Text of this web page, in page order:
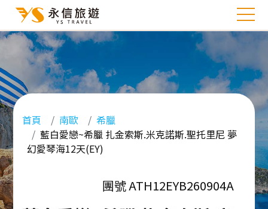
首頁 南歐
希臘
藍白愛戀~希臘 扎金索斯.米克諾斯.聖托里尼 夢
幻愛琴海12天(EY)
團號 ATH12EYB260904A